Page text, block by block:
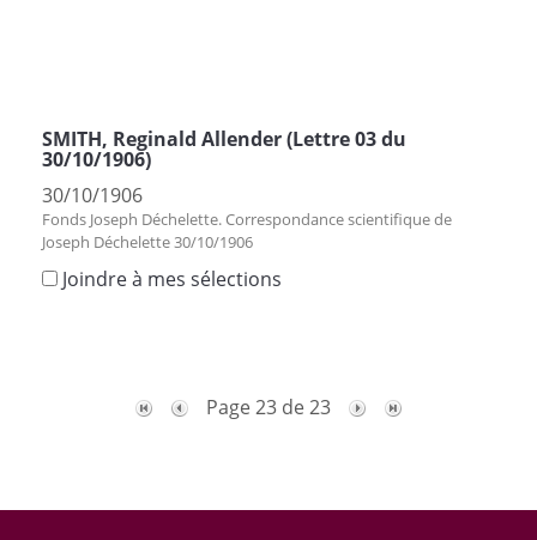
SMITH, Reginald Allender (Lettre 03 du
30/10/1906)
30/10/1906
Fonds Joseph Déchelette. Correspondance scientifique de
Joseph Déchelette 30/10/1906
Joindre à mes sélections
Page 23 de 23